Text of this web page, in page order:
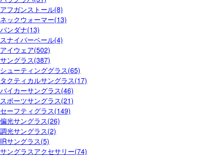
アフガンストール(8)
ネックウォーマー(13)
バンダナ(13)
スナイパーベール(4)
アイウェア(502)
サングラス(387)
シューティンググラス(65)
タクティカルサングラス(17)
バイカーサングラス(46)
スポーツサングラス(21)
セーフティグラス(149)
偏光サングラス(26)
調光サングラス(2)
IRサングラス(5)
サングラスアクセサリー(74)